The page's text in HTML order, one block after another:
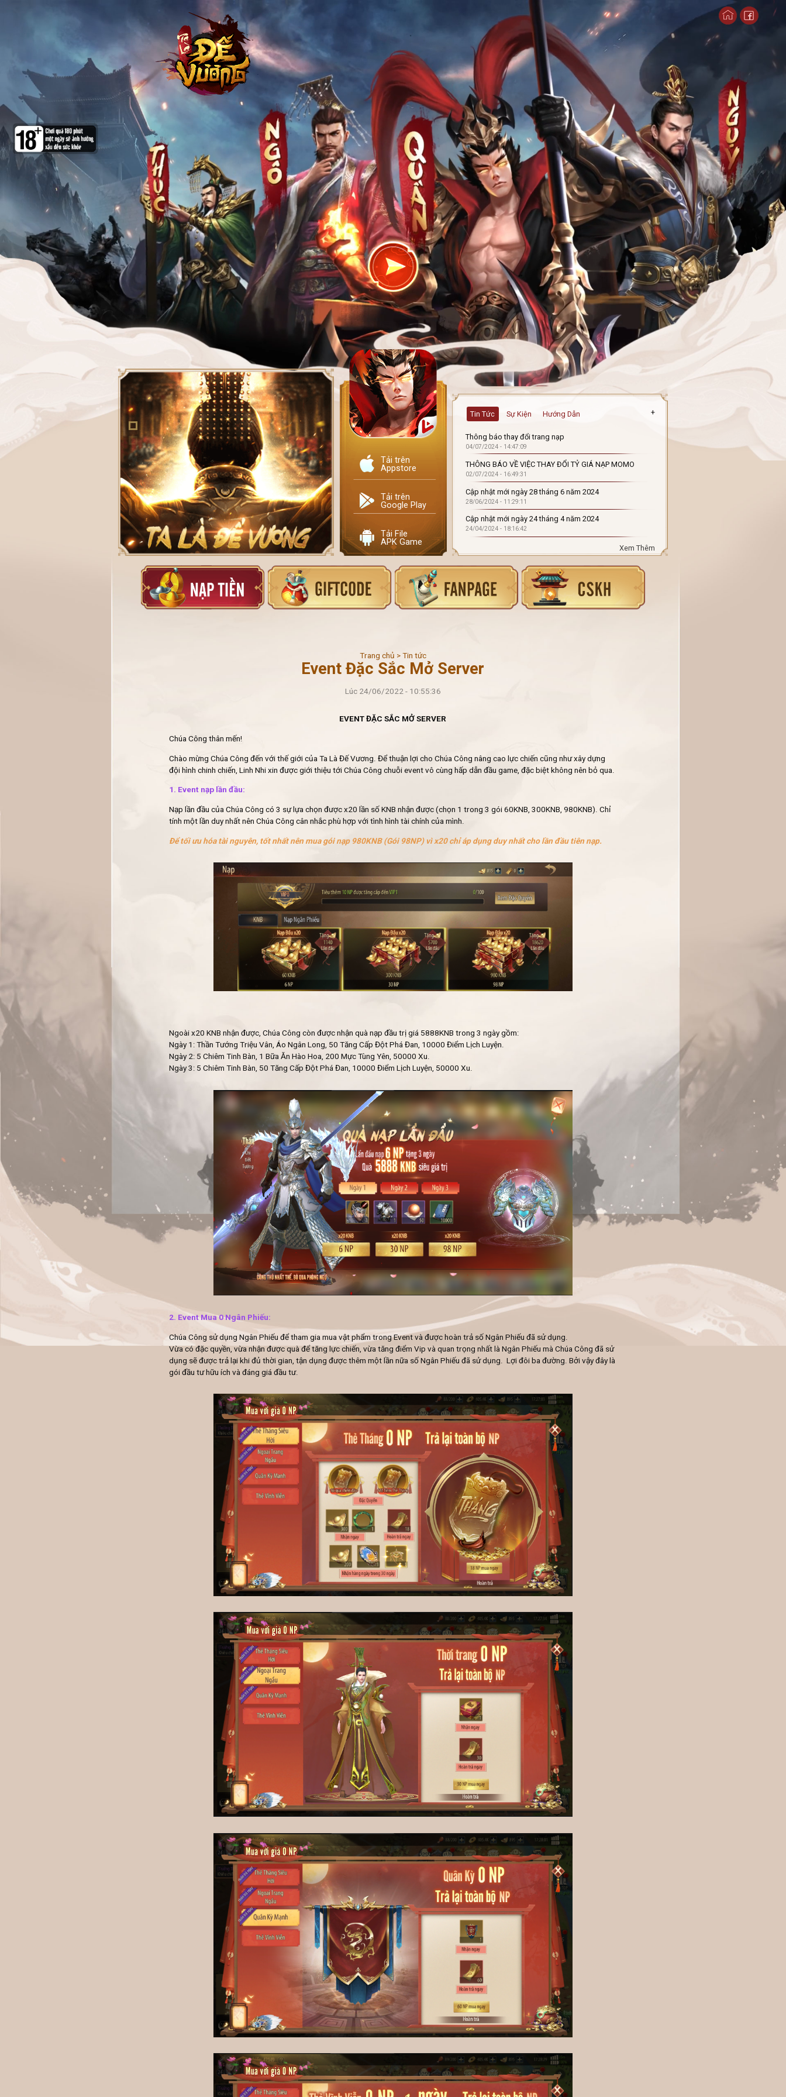
Trang chủ
Fanpage
Cộng đồng
Hỗ trợ
Đóng
Tải trên
Appstore
Tải trên
Google Play
Tải File
APK Game
Tin Tức Sự Kiện Hướng Dẫn +
Thông báo thay đổi trang nạp
04/07/2024 - 14:47:09
THÔNG BÁO VỀ VIỆC THAY ĐỔI TỶ GIÁ NẠP MOMO
02/07/2024 - 16:49:31
Cập nhật mới ngày 28 tháng 6 năm 2024
28/06/2024 - 11:29:11
Cập nhật mới ngày 24 tháng 4 năm 2024
24/04/2024 - 18:16:42
Xem Thêm
Trang chủ >Tin tức
Event Đặc Sắc Mở Server
Lúc 24/06/2022 - 10:55:36
EVENT ĐẶC SẮC MỞ SERVER
Chúa Công thân mến!
Chào mừng Chúa Công đến với thế giới của Ta Là Đế Vương. Để thuận lợi cho Chúa Công nâng cao lực chiến cũng như xây dựng
đội hình chinh chiến, Linh Nhi xin được giới thiệu tới Chúa Công chuỗi event vô cùng hấp dẫn đầu game, đặc biệt không nên bỏ qua.
1. Event nạp lần đầu:
Nạp lần đầu của Chúa Công có 3 sự lựa chọn được x20 lần số KNB nhận được (chọn 1 trong 3 gói 60KNB, 300KNB, 980KNB). Chỉ
tính một lần duy nhất nên Chúa Công cân nhắc phù hợp với tình hình tài chính của mình.
Để tối ưu hóa tài nguyên, tốt nhất nên mua gói nạp 980KNB (Gói 98NP) vì x20 chỉ áp dụng duy nhất cho lần đầu tiên nạp.
Ngoài x20 KNB nhận được, Chúa Công còn được nhận quà nạp đầu trị giá 5888KNB trong 3 ngày gồm:
Ngày 1: Thần Tướng Triệu Vân, Áo Ngân Long, 50 Tăng Cấp Đột Phá Đan, 10000 Điểm Lịch Luyện.
Ngày 2: 5 Chiêm Tinh Bàn, 1 Bữa Ăn Hào Hoa, 200 Mực Tùng Yên, 50000 Xu.
Ngày 3: 5 Chiêm Tinh Bàn, 50 Tăng Cấp Đột Phá Đan, 10000 Điểm Lịch Luyện, 50000 Xu.
2. Event Mua 0 Ngân Phiếu:
Chúa Công sử dụng Ngân Phiếu để tham gia mua vật phẩm trong Event và được hoàn trả số Ngân Phiếu đã sử dụng.
Vừa có đặc quyền, vừa nhận được quà để tăng lực chiến, vừa tăng điểm Vip và quan trọng nhất là Ngân Phiếu mà Chúa Công đã sử
dụng sẽ được trả lại khi đủ thời gian, tận dụng được thêm một lần nữa số Ngân Phiếu đã sử dụng. Lợi đôi ba đường. Bởi vậy đây là
gói đầu tư hữu ích và đáng giá đầu tư.